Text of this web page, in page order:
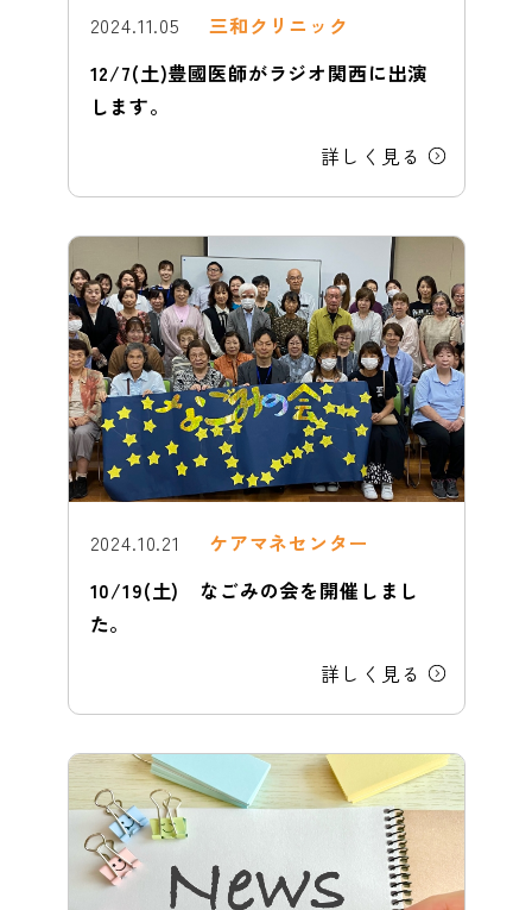
2024.11.05
三和クリニック
12/7(土)豊國医師がラジオ関西に出演
します。
詳しく見る
2024.10.21
ケアマネセンター
10/19(土) なごみの会を開催しまし
た。
詳しく見る